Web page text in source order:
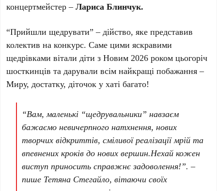
концертмейстер –Лариса Блинчук.
“Прийшли щедрувати” – дійство, яке представив
колектив на конкурс. Саме цими яскравими
щедрівками вітали діти з Новим 2026 роком цьогоріч
шосткинців та дарували всім найкращі побажання –
Миру, достатку, діточок у хаті багато!
“Вам, маленькі “щедрувальники” навзаєм
бажаємо невичерпного натхнення, нових
творчих відкриттів, сміливої реалізації мрій та
впевнених кроків до нових вершин.Нехай кожен
виступ приносить справжнє задоволення!”. –
пише Тетяна Стегайло, вітаючи своїх